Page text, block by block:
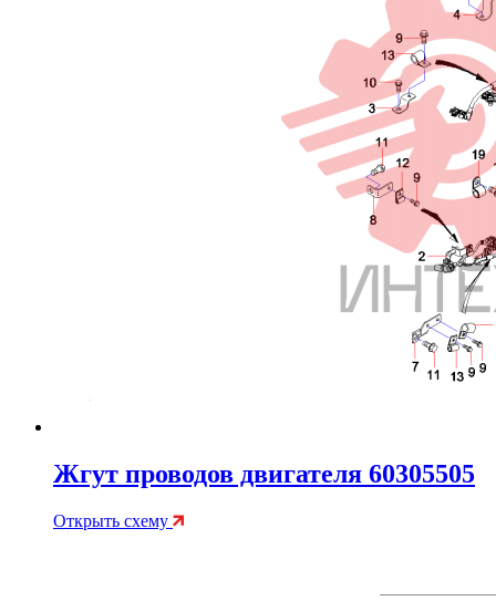
Жгут проводов двигателя 60305505
Открыть схему